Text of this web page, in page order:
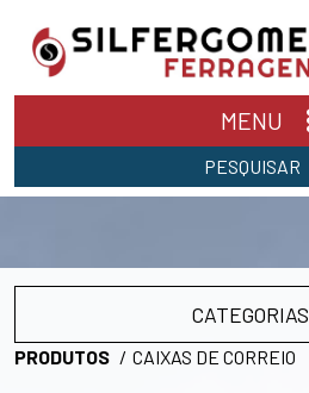
MENU
PESQUISAR
CATEGORIAS
PRODUTOS CAIXAS DE CORREIO